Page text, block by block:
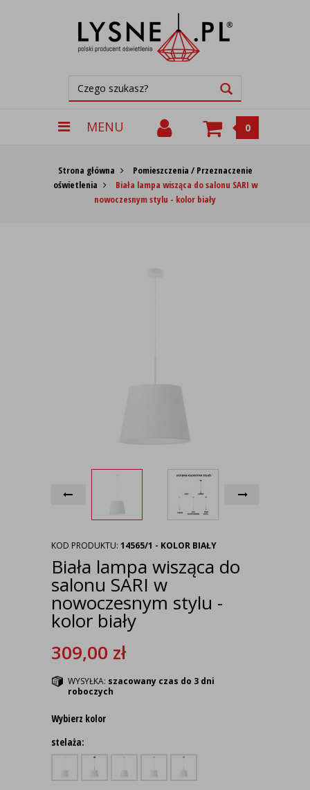
MENU 0
Strona główna
Pomieszczenia / Przeznaczenie
oświetlenia
Biała lampa wisząca do salonu SARI w
nowoczesnym stylu - kolor biały
KOD PRODUKTU: 14565/1 - KOLOR BIAŁY
Biała lampa wisząca do
salonu SARI w
nowoczesnym stylu -
kolor biały
309,00 zł
WYSYŁKA: szacowany czas do 3 dni
roboczych
Wybierz kolor
stelaża: